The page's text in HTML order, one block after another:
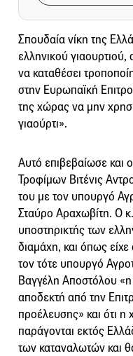
Σπουδαία νίκη της
ελληνικού
να καταθέσει
στην Ευρωπαϊκή
της χώρας να μην
γιαούρτι».
Αυτό επιβεβαίωσε και
Τροφίμων Βιτένις
του με τον υπουργό
Σταύρο Αραχωβίτη. Ο
υποστηρικτής των
διαμάχη, και όπως
τον τότε υπουργό
Βαγγέλη Αποστόλου «η
αποδεκτή από την
προέλευσης» και ότι
παράγονται εκτός
των καταναλωτών και